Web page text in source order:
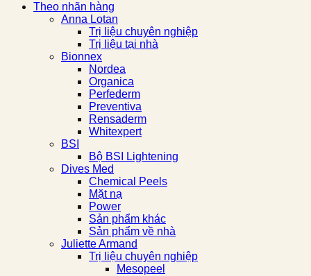
Theo nhãn hàng
Anna Lotan
Trị liệu chuyên nghiệp
Trị liệu tại nhà
Bionnex
Nordea
Organica
Perfederm
Preventiva
Rensaderm
Whitexpert
BSI
Bộ BSI Lightening
Dives Med
Chemical Peels
Mặt nạ
Power
Sản phẩm khác
Sản phẩm về nhà
Juliette Armand
Trị liệu chuyên nghiệp
Mesopeel